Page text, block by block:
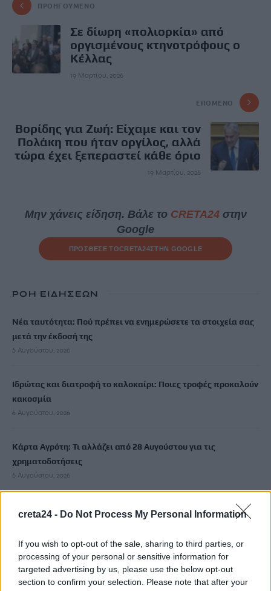
creta24 - Do Not Process My Personal Information
If you wish to opt-out of the sale, sharing to third parties, or
processing of your personal or sensitive information for
targeted advertising by us, please use the below opt-out
section to confirm your selection. Please note that after your
ΠΡΟΗΓΟΎΜΕΝΟ
Σε δίωρη «πολιορκία» από
οργισμένους κτηνοτρόφους ο
Κέλλας
19 Μαρτίου, 2026
ΕΠΌΜΕΝΟ
Βορίδης για Ζωή: Είχαμε και τον
Πολάκη που ήταν οργίλος, αλλά
τώρα έχει ξεπεραστεί κάθε όριο
19 Μαρτίου, 2026
Μην χάνεις είδηση. Βάλε το CRETA24στην
Google
ΠΡΟΣΘΕΣΕ ΤΟCRETA24ΣΤΗΝ GOOGLE
ΡΟΗ ΕΙΔΗΣΕΩΝ
Νέα ταυτότητα: Πού πρέπει να ενημερώσετε τα στοιχεία σας
μετά την έκδοσή της
6 Αυγούστου, 2026
Ιδρώτας και διατροφή το καλοκαίρι: Ποιες τροφές προκαλούν
κακοσμία
6 Αυγούστου, 2026
Κάρτα Αγρότη: Τι αλλάζει από 28 Αυγούστου για τις
χρηματοδοτήσεις
6 Αυγούστου, 2026
Νέα χρηματοδότηση 1,5 εκατ. ευρώ για διαπλάτυνση του
Τι δείχνει η ιατροδικαστική εξέταση για τα αίτια θανάτου του
90χρονου που εντοπίστηκε μέσα σε καταψύκτη